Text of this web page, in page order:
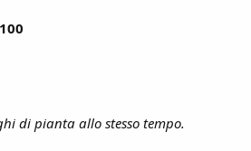
di pianta allo stesso tempo.